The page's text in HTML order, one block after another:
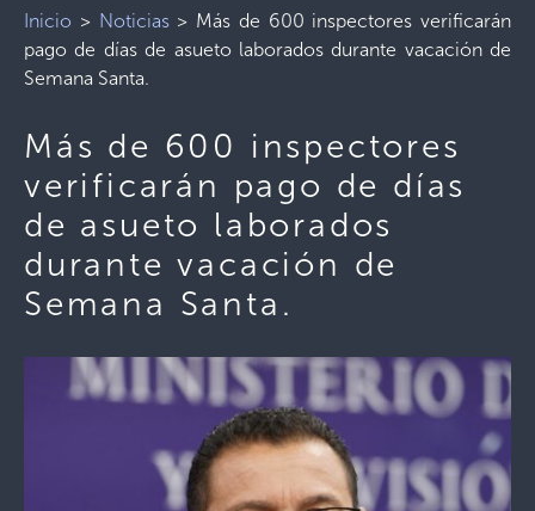
Inicio > Noticias> Más de 600 inspectores verificarán
pago de días de asueto laborados durante vacación de
Semana Santa.
Más de 600 inspectores
verificarán pago de días
de asueto laborados
durante vacación de
Semana Santa.